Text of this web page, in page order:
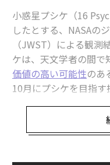
小惑星プシケ（16
したとする、NASAの
（JWST）による観
ケは、天文学者の間で
価値の高い可能性のあ
10月にプシケを目指す
火星と木星の間にあ
であるプシケで、水
ことを示唆している。